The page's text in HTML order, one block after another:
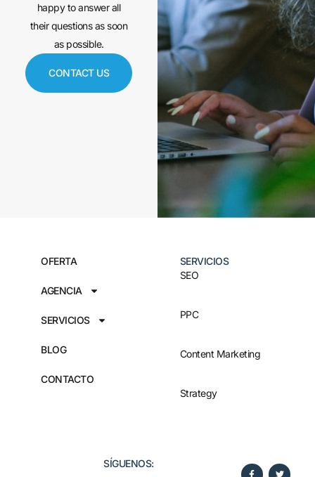
happy to answer all
their questions as soon
as possible.
CONTACT US
OFERTA
AGENCIA
SERVICIOS
BLOG
CONTACTO
SERVICIOS
SEO
PPC
Content Marketing
Strategy
SÍGUENOS:​